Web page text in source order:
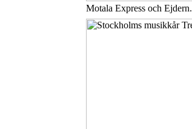
Motala Express och Ejdern.